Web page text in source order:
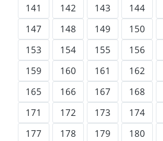
141
142 143 144
147
148 149 150
153
154 155 156
159
160 161 162
165
166 167 168
171
172 173 174
177
178 179 180